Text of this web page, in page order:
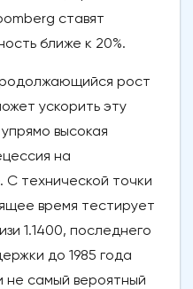
ставят
ближе к 20%.
рост
ускорить эту
высокая
на
С технической точки
время тестирует
1.1400, последнего
до 1985 года
не самый вероятный